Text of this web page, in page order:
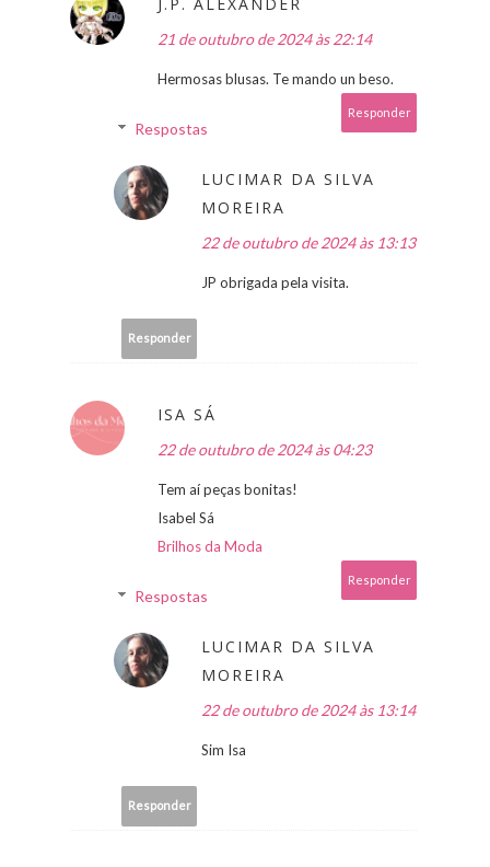
21 de outubro de 2024 às 22:14
Hermosas blusas. Te mando un beso.
Responder
Respostas
LUCIMAR DA SILVA
MOREIRA
22 de outubro de 2024 às 13:13
JP obrigada pela visita.
Responder
ISA SÁ
22 de outubro de 2024 às 04:23
Tem aí peças bonitas!
Isabel Sá
Brilhos da Moda
Responder
Respostas
LUCIMAR DA SILVA
MOREIRA
22 de outubro de 2024 às 13:14
Sim Isa
Responder